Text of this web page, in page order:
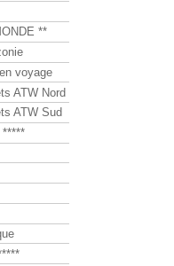
**
voyage
ATW Nord
ATW Sud